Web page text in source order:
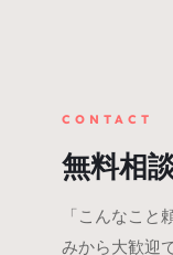
CONTACT
無料相
「こんなこ
みから大歓迎